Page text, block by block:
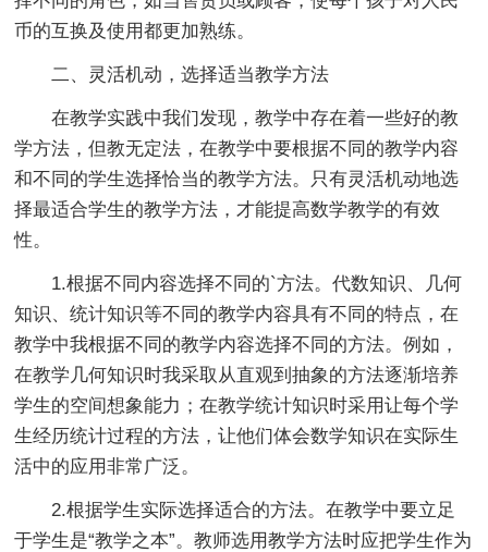
币的互换及使用都更加熟练。
二、灵活机动，选择适当教学方法
在教学实践中我们发现，教学中存在着一些好的教
学方法，但教无定法，在教学中要根据不同的教学内容
和不同的学生选择恰当的教学方法。只有灵活机动地选
择最适合学生的教学方法，才能提高数学教学的有效
性。
1.根据不同内容选择不同的`方法。代数知识、几何
知识、统计知识等不同的教学内容具有不同的特点，在
教学中我根据不同的教学内容选择不同的方法。例如，
在教学几何知识时我采取从直观到抽象的方法逐渐培养
学生的空间想象能力；在教学统计知识时采用让每个学
生经历统计过程的方法，让他们体会数学知识在实际生
活中的应用非常广泛。
2.根据学生实际选择适合的方法。在教学中要立足
于学生是“教学之本”。教师选用教学方法时应把学生作为